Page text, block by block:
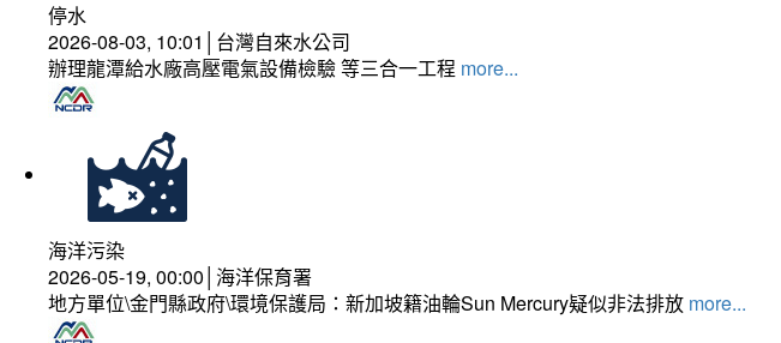
停水
2026-08-03, 10:01│台灣自來水公司
辦理龍潭給水廠高壓電氣設備檢驗 等三合一工程 more...
海洋污染
2026-05-19, 00:00│海洋保育署
地方單位\金門縣政府\環境保護局：新加坡籍油輪Sun Mercury疑似非法排放 more...